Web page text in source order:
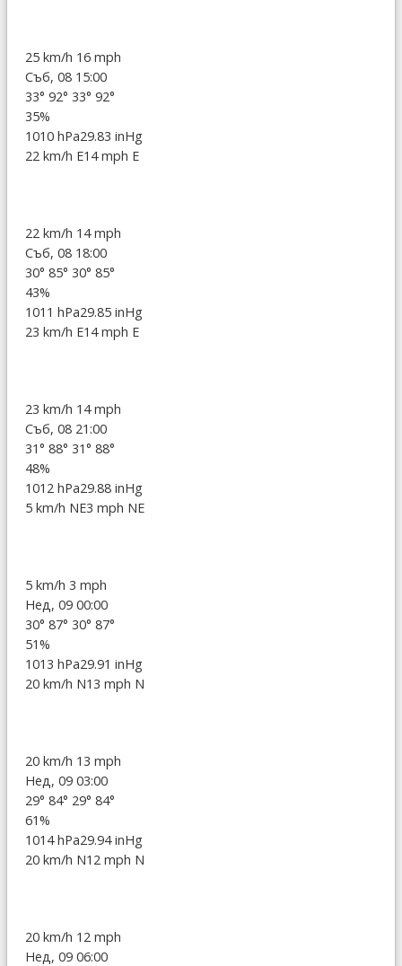
25 km/h 16 mph
Съб, 08 15:00
33° 92° 33° 92°
35%
1010 hPa29.83 inHg
22 km/h E14 mph E
22 km/h 14 mph
Съб, 08 18:00
30° 85° 30° 85°
43%
1011 hPa29.85 inHg
23 km/h E14 mph E
23 km/h 14 mph
Съб, 08 21:00
31° 88° 31° 88°
48%
1012 hPa29.88 inHg
5 km/h NE3 mph NE
5 km/h 3 mph
Нед, 09 00:00
30° 87° 30° 87°
51%
1013 hPa29.91 inHg
20 km/h N13 mph N
20 km/h 13 mph
Нед, 09 03:00
29° 84° 29° 84°
61%
1014 hPa29.94 inHg
20 km/h N12 mph N
20 km/h 12 mph
Нед, 09 06:00